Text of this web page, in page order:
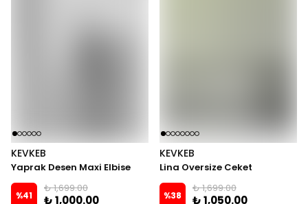
KEVKEB
Yaprak Desen Maxi Elbise
%41
₺ 1,699.00
₺ 1,000.00
KEVKEB
Lina Oversize Ceket
%38
₺ 1,699.00
₺ 1,050.00